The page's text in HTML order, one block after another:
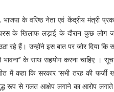
भाजपा के वरिष्ठ नेता एवं केंद्रीय मंत्री
के खिलाफ लड़ाई के दौरान कुछ लोग
रहे हैं। उन्होंने इस बात पर जोर दिया कि
के साथ सहयोग करना चाहिए ।
में कहा कि सरकार ‘सभी तरह की
रूप से गलत आक्षेप लगाने का आरोप